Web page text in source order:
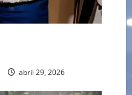
abril 29, 2026